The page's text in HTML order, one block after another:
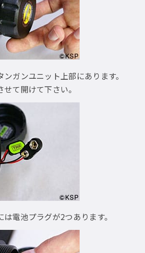
ガンユニット上部にあります。
て開けて下さい。
電池プラグが2つあります。